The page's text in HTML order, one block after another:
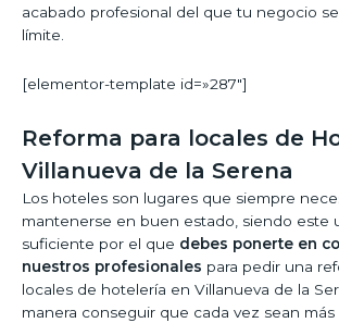
acabado profesional del que tu negocio
límite.
[elementor-template id=»287″]
Reforma para locales de
Villanueva de la Serena
Los hoteles son lugares que siempre
mantenerse en buen estado, siendo este
suficiente por el que debes ponerte en
nuestros profesionales para pedir una
locales de hotelería en Villanueva de la
manera conseguir que cada vez sean